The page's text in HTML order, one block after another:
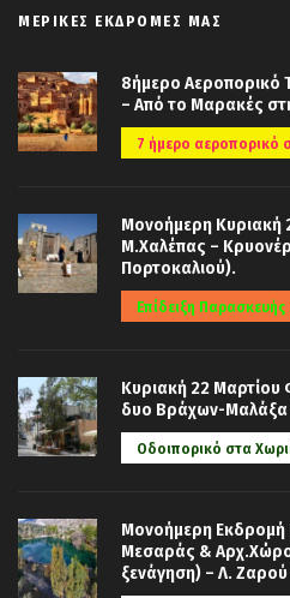
κατασκευάσουν ένα
οικοδόμημα σε ένα
περίπου 2500 χρόνια
Παγκόσμιας
των τριών ρυθμών,
Κορινθιακού, με την
κιονοστοιχία να
διότι βοήθησε -
τους Φιγαλείς από την
κατά τη διάρκεια του
τη γη τους από τους
Επόμενος
ΜΕΡΙΚΈΣ ΕΚΔΡΟΜΈΣ ΜΑΣ
8ήμερο Αεροπορικό
– Από το Μαρακές
7 ήμερο αεροπορικό
Μονοήμερη Κυριακή
Μ.Χαλέπας –
Πορτοκαλιού).
Επίδειξη
Κυριακή 22
δυο Βράχων-Μαλάξα
Οδοιπορικό στα
Μονοήμερη Εκδρομή
Μεσαράς &
ξενάγηση) – Λ.